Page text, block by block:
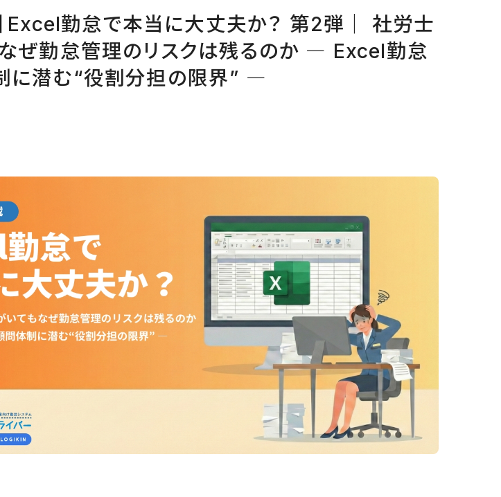
］Excel勤怠で本当に大丈夫か？ 第2弾｜ 社労士
なぜ勤怠管理のリスクは残るのか ― Excel勤怠
に潜む“役割分担の限界” ―